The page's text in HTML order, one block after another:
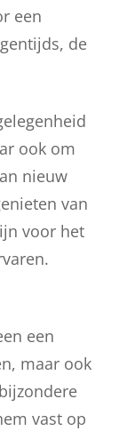
een
de
ook om
nieuw
van
voor het
een
maar ook
vast op